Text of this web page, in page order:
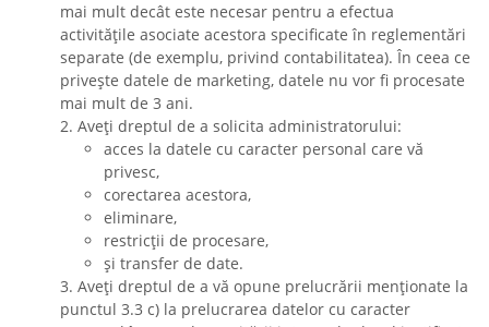
mai mult decât este necesar pentru a efectua
activitățile asociate acestora specificate în reglementări
separate (de exemplu, privind contabilitatea). În ceea ce
privește datele de marketing, datele nu vor fi procesate
mai mult de 3 ani.
2. Aveți dreptul de a solicita administratorului:
acces la datele cu caracter personal care vă
privesc,
corectarea acestora,
eliminare,
restricții de procesare,
și transfer de date.
3. Aveți dreptul de a vă opune prelucrării menționate la
punctul 3.3 c) la prelucrarea datelor cu caracter